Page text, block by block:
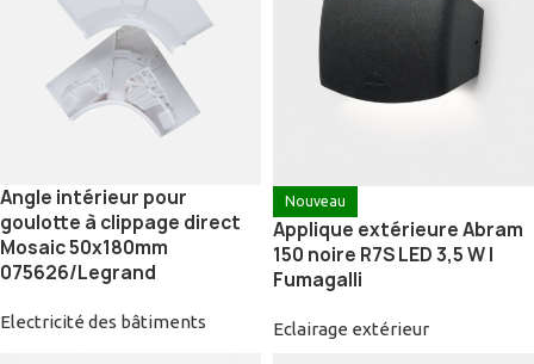
Angle intérieur pour
goulotte à clippage direct
Mosaic 50x180mm
075626/Legrand
Electricité des bâtiments
Nouveau
Applique extérieure Abram
150 noire R7S LED 3,5 W |
Fumagalli
Eclairage extérieur